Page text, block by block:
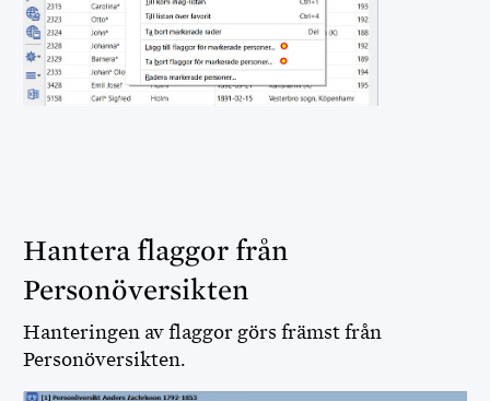
DIS FORUM
DISGEN NEDLADDNING
Hantera flaggor från
Personöversikten
Hanteringen av flaggor görs främst från
Personöversikten.